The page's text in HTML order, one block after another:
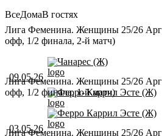
ВсеДомаВ гостях
Лига Феменина. Женщины 25/26
офф, 1/2 финала, 2-й матч)
09.05.26
Чанарес (Ж)
Ферро Каррил Эсте (Ж)
Лига Феменина. Женщины 25/26
офф, 1/2 финала, 1-й матч)
03.05.26
Ферро Каррил Эсте (Ж)
Лига Феменина. Женщины 25/26